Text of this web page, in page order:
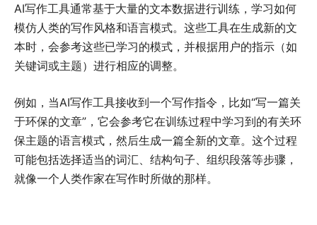
AI写作工具通常基于大量的文本数据进行训练，学习如何
模仿人类的写作风格和语言模式。这些工具在生成新的文
本时，会参考这些已学习的模式，并根据用户的指示（如
关键词或主题）进行相应的调整。
例如，当AI写作工具接收到一个写作指令，比如“写一篇关
于环保的文章”，它会参考它在训练过程中学习到的有关环
保主题的语言模式，然后生成一篇全新的文章。这个过程
可能包括选择适当的词汇、结构句子、组织段落等步骤，
就像一个人类作家在写作时所做的那样。